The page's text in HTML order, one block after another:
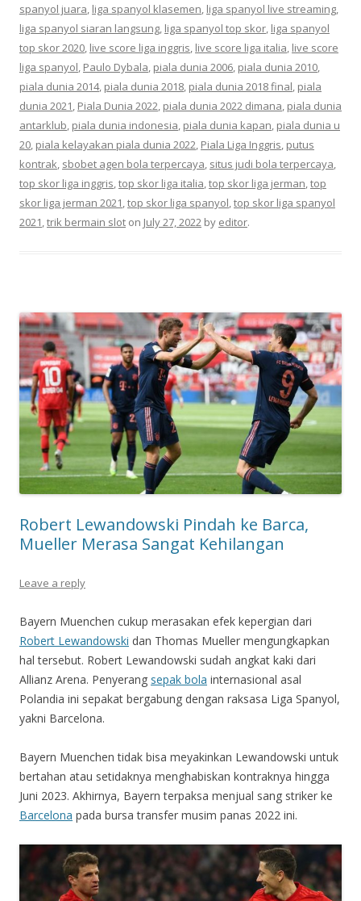
spanyol juara, liga spanyol klasemen, liga spanyol live streaming,
liga spanyol siaran langsung, liga spanyol top skor, liga spanyol
top skor 2020, live score liga inggris, live score liga italia, live score
liga spanyol, Paulo Dybala, piala dunia 2006, piala dunia 2010,
piala dunia 2014, piala dunia 2018, piala dunia 2018 final, piala
dunia 2021, Piala Dunia 2022, piala dunia 2022 dimana, piala dunia
antarklub, piala dunia indonesia, piala dunia kapan, piala dunia u
20, piala kelayakan piala dunia 2022, Piala Liga Inggris, putus
kontrak, sbobet agen bola terpercaya, situs judi bola terpercaya,
top skor liga inggris,top skor liga italia,top skor liga jerman,top
skor liga jerman 2021,top skor liga spanyol,top skor liga spanyol
2021,trik bermain slot on July 27, 2022 by editor.
Robert Lewandowski Pindah ke Barca,
Mueller Merasa Sangat Kehilangan
Leave a reply
Bayern Muenchen cukup merasakan efek kepergian dari
Robert Lewandowski dan Thomas Mueller mengungkapkan
hal tersebut. Robert Lewandowski sudah angkat kaki dari
Allianz Arena. Penyerang sepak bola internasional asal
Polandia ini sepakat bergabung dengan raksasa Liga Spanyol,
yakni Barcelona.
Bayern Muenchen tidak bisa meyakinkan Lewandowski untuk
bertahan atau setidaknya menghabiskan kontraknya hingga
Juni 2023. Akhirnya, Bayern terpaksa menjual sang striker ke
Barcelona pada bursa transfer musim panas 2022 ini.